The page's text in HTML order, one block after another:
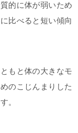
的に体が弱いため
比べると短い傾向
もと体の大きなモ
のこじんまりした
。